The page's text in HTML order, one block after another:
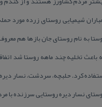
به نام روستای جان بازها هم
نسار دیره روستایی سرزنده با